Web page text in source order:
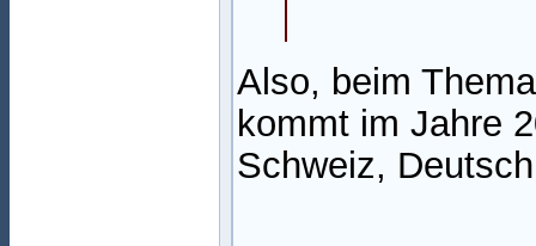
Also, beim
kommt im Jahre
Schweiz,